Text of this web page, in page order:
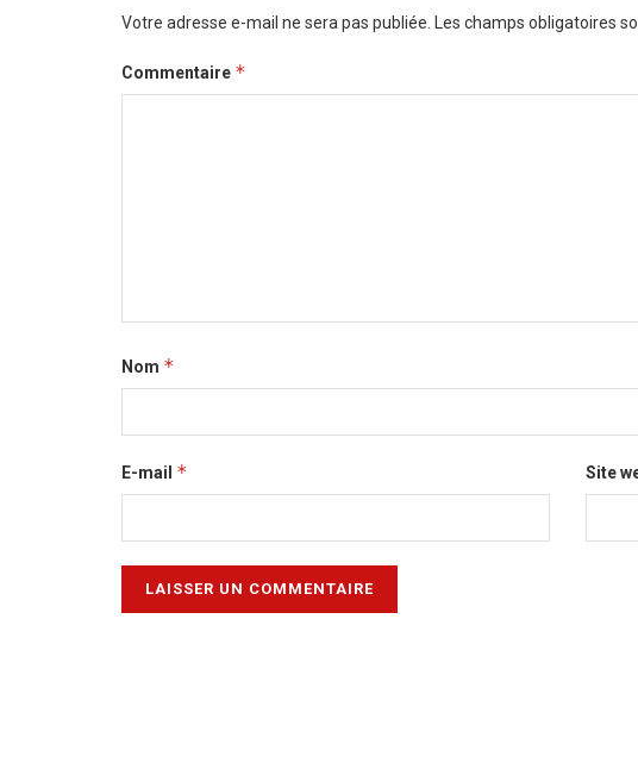
Votre adresse e-mail ne sera pas publiée. Les champs obligatoires
Commentaire *
Nom *
E-mail * Site